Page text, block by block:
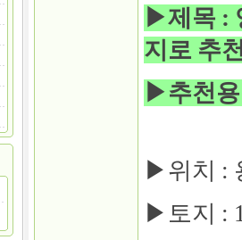
▶제목 :
지로 추
▶추천
▶위치 :
▶토지 :